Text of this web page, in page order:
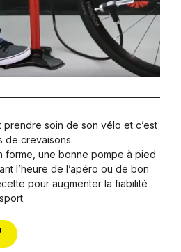
prendre soin de son vélo et c’est
de crevaisons.
forme, une bonne pompe à pied
l’heure de l’apéro ou de bon
pour augmenter la fiabilité